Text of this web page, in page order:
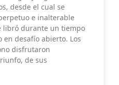
desde el cual se
e inalterable
libró durante un tiempo
en desafío abierto. Los
disfrutaron
de sus